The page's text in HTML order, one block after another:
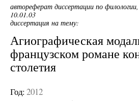
автореферат диссертации по
10.01.03
диссертация на тему:
Агиографическая
французском романе
столетия
Год: 2012